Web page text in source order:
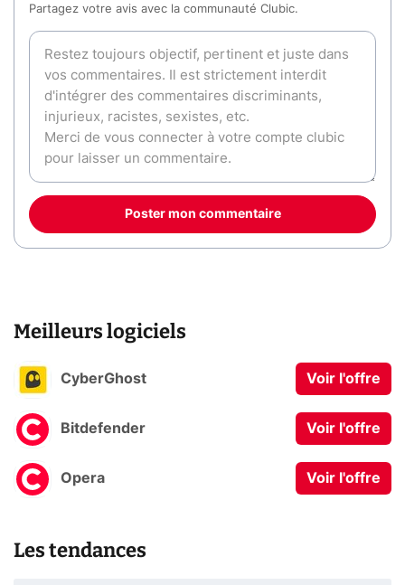
Partagez votre avis avec la communauté Clubic.
Poster mon commentaire
Meilleurs logiciels
CyberGhost Voir l'offre
Bitdefender Voir l'offre
Opera Voir l'offre
Les tendances